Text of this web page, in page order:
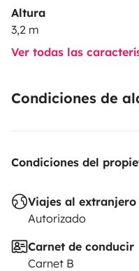
Altura
3,2 m
Ver todas las
Condiciones de
Condiciones del
Viajes al extranjero
Autorizado
Carnet de conducir
Carnet B